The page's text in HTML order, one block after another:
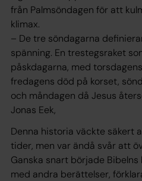
från Palmsöndagen för att
klimax.
– De tre söndagarna
spänning. En trestegsraket
påskdagarna, med
fredagens död på korset,
och måndagen då Jesus
Jonas Eek,
Denna historia väckte säkert
tider, men var ändå svår att
Ganska snart började
med andra berättelser,